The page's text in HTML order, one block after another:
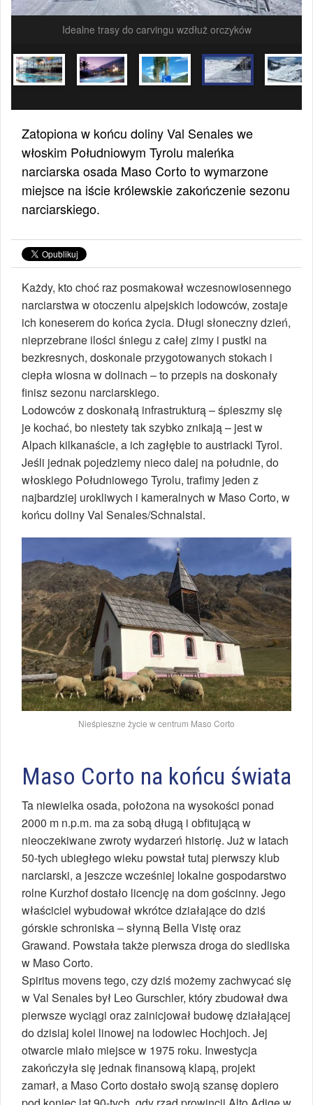
Idealne trasy do carvingu wzdłuż orczyków
Zatopiona w końcu doliny Val Senales we
włoskim Południowym Tyrolu maleńka
narciarska osada Maso Corto to wymarzone
miejsce na iście królewskie zakończenie sezonu
narciarskiego.
Każdy, kto choć raz posmakował wczesnowiosennego
narciarstwa w otoczeniu alpejskich lodowców, zostaje
ich koneserem do końca życia. Długi słoneczny dzień,
nieprzebrane ilości śniegu z całej zimy i pustki na
bezkresnych, doskonale przygotowanych stokach i
ciepła wiosna w dolinach – to przepis na doskonały
finisz sezonu narciarskiego.
Lodowców z doskonałą infrastrukturą – śpieszmy się
je kochać, bo niestety tak szybko znikają – jest w
Alpach kilkanaście, a ich zagłębie to austriacki Tyrol.
Jeśli jednak pojedziemy nieco dalej na południe, do
włoskiego Południowego Tyrolu, trafimy jeden z
najbardziej urokliwych i kameralnych w Maso Corto, w
końcu doliny Val Senales/Schnalstal.
Nieśpieszne życie w centrum Maso Corto
Maso Corto na końcu świata
Ta niewielka osada, położona na wysokości ponad
2000 m n.p.m. ma za sobą długą i obfitującą w
nieoczekiwane zwroty wydarzeń historię. Już w latach
50-tych ubiegłego wieku powstał tutaj pierwszy klub
narciarski, a jeszcze wcześniej lokalne gospodarstwo
rolne Kurzhof dostało licencję na dom gościnny. Jego
właściciel wybudował wkrótce działające do dziś
górskie schroniska – słynną Bella Vistę oraz
Grawand. Powstała także pierwsza droga do siedliska
w Maso Corto.
Spiritus movens tego, czy dziś możemy zachwycać się
w Val Senales był Leo Gurschler, który zbudował dwa
pierwsze wyciągi oraz zainicjował budowę działającej
do dzisiaj kolei linowej na lodowiec Hochjoch. Jej
otwarcie miało miejsce w 1975 roku. Inwestycja
zakończyła się jednak finansową klapą, projekt
zamarł, a Maso Corto dostało swoją szansę dopiero